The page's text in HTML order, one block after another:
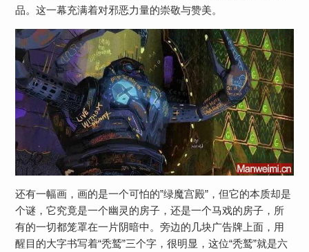
品。这一幕充满着对邪恶力量的崇敬与赞美。
还有一幅画，画的是一个可怕的”绿魔宫殿”，但它的本质却是
个谜，它究竟是一个幽灵的房子，还是一个马戏的房子，所
有的一切都笼罩在一片阴暗中。旁边的几块广告牌上面，用
醒目的大字书写着“秃鹫”三个字，很明显，这位“秃鹫”就是六